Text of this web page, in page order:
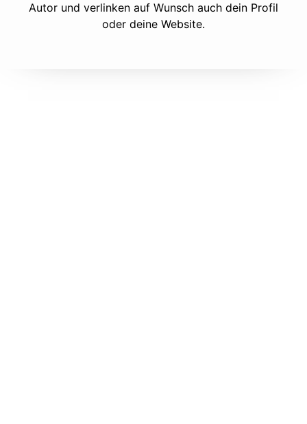
Autor und verlinken auf Wunsch auch dein Profil
oder deine Website.